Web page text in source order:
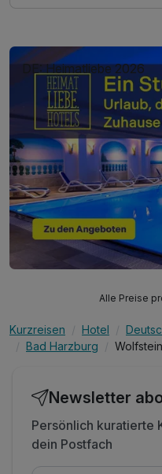
DE: Heimatliebe 2026
Alle Preise
Kurzreisen Hotel
Bad Harzburg
Newsletter
Persönlich kuratierte
dein Postfach